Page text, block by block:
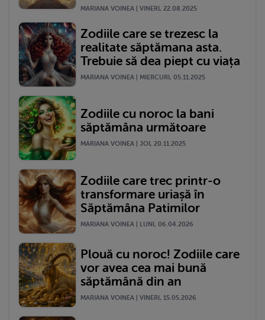
MARIANA VOINEA | VINERI, 22.08.2025
Zodiile care se trezesc la
realitate săptămana asta.
Trebuie să dea piept cu viața
MARIANA VOINEA | MIERCURI, 05.11.2025
Zodiile cu noroc la bani
săptămâna următoare
MARIANA VOINEA | JOI, 20.11.2025
Zodiile care trec printr-o
transformare uriașă în
Săptămâna Patimilor
MARIANA VOINEA | LUNI, 06.04.2026
Plouă cu noroc! Zodiile care
vor avea cea mai bună
săptămână din an
MARIANA VOINEA | VINERI, 15.05.2026